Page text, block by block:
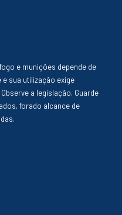
e munições depende de
sua utilização exige
a legislação. Guarde
forado alcance de